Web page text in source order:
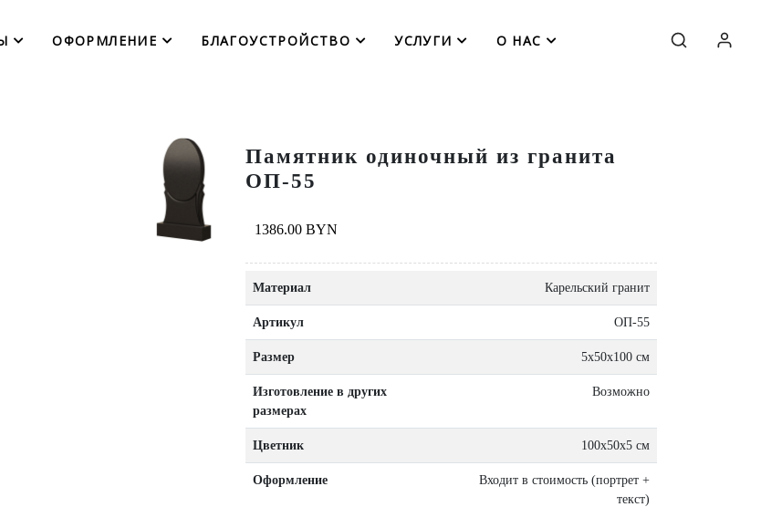
ОФОРМЛЕНИЕ БЛАГОУСТРОЙСТВО УСЛУГИ О НАС
Памятник одиночный из гранита
ОП-55
1386.00 BYN
Материал Карельский гранит
Артикул ОП-55
Размер 5x50x100 см
Изготовление в других
размерах
Возможно
Цветник 100х50х5 см
Оформление
Входит в стоимость (портрет +
текст)